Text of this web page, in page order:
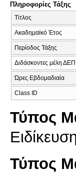
Πληροφορίες Τάξης
Τίτλος
Ακαδημαϊκό Έτος
Περίοδος Τάξης
Διδάσκοντες μέλη ΔΕΠ
Ώρες Εβδομαδιαία
Class ID
Τύπος
Τύπος